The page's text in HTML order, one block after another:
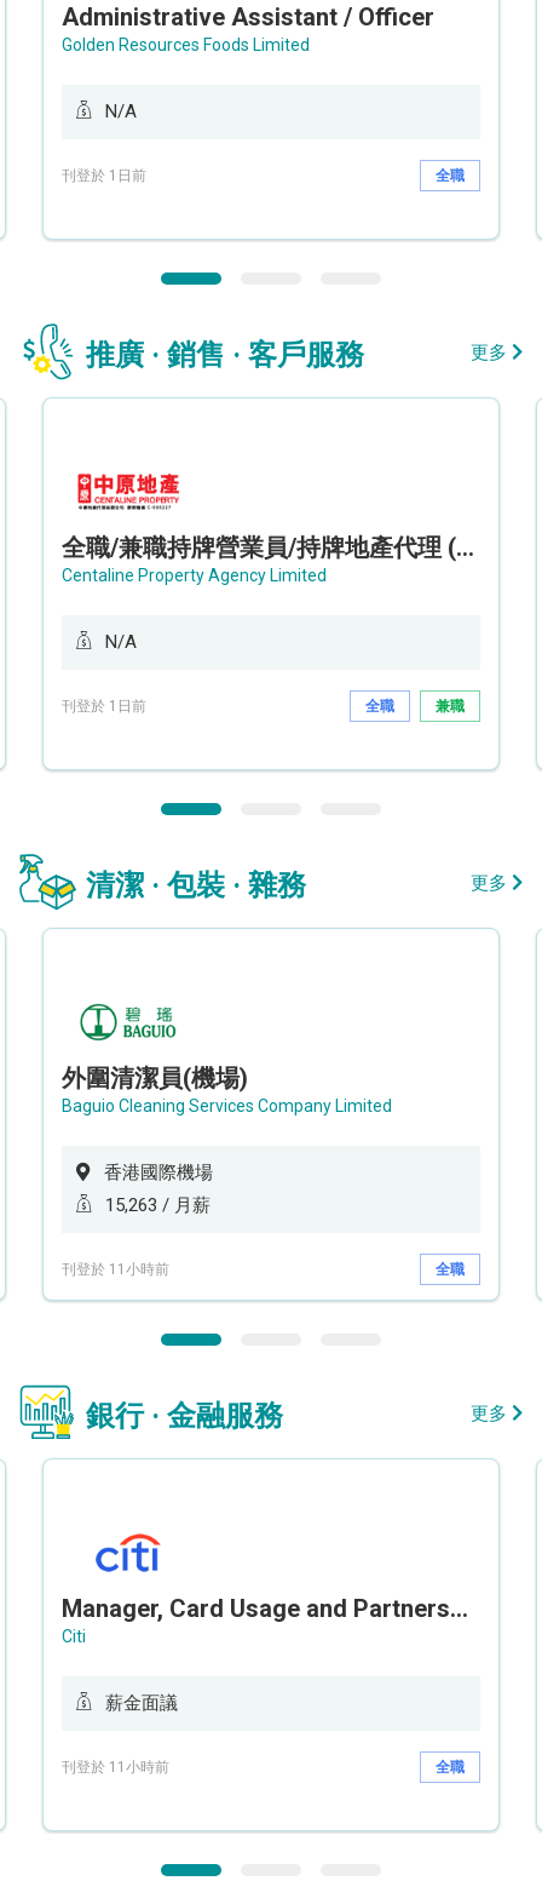
Administrative Assistant / Officer
Golden Resources Foods Limited
N/A
刊登於 1日前 全職
推廣 · 銷售 · 客戶服務 更多
全職/兼職持牌營業員/持牌地產代理 (長沙灣/將軍澳/油塘)
Centaline Property Agency Limited
N/A
刊登於 1日前 全職 兼職
清潔 · 包裝 · 雜務 更多
外圍清潔員(機場)
Baguio Cleaning Services Company Limited
香港國際機場
15,263 / 月薪
刊登於 11小時前 全職
銀行 · 金融服務 更多
Manager, Card Usage and Partnership
Citi
薪金面議
刊登於 11小時前 全職